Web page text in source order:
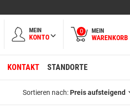
MEIN
KONTO
0 MEIN
WARENKORB
KONTAKT STANDORTE
Sortieren nach: Preis aufsteigend